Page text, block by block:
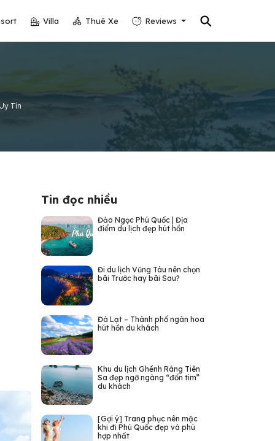
⚲
Villa Thuê Xe Reviews
Tín
Tin đọc nhiều
Đảo Ngọc Phú Quốc | Địa
điểm du lịch đẹp hút hồn
Đi du lịch Vũng Tàu nên chọn
bãi Trước hay bãi Sau?
Đà Lạt – Thành phố ngàn hoa
hút hồn du khách
Khu du lịch Ghềnh Ráng Tiên
Sa đẹp ngỡ ngàng “đốn tim”
du khách
[Gợi ý] Trang phục nên mặc
khi đi Phú Quốc đẹp và phù
hợp nhất